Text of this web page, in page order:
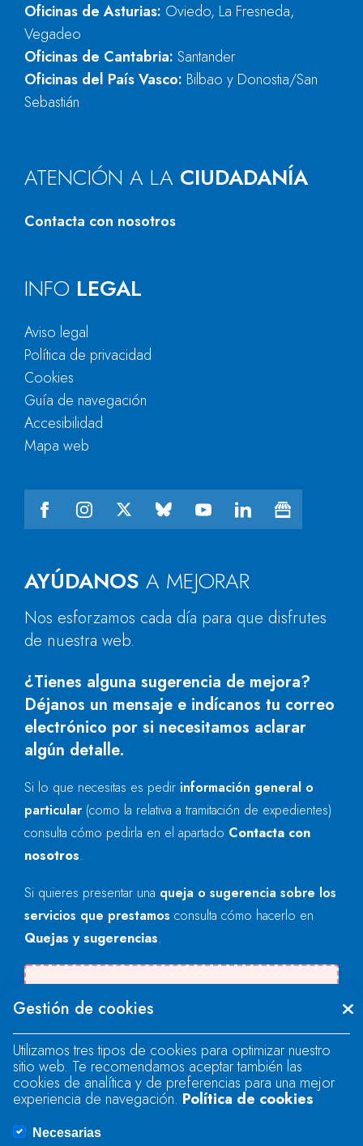
Oficinas de Asturias: Oviedo, La Fresneda,
Vegadeo
Oficinas de Cantabria: Santander
Oficinas del País Vasco: Bilbao y Donostia/San
Sebastián
ATENCIÓN A LA CIUDADANÍA
Contacta con nosotros
AYÚDANOS A MEJORAR
Nos esforzamos cada día para que disfrutes
de nuestra web.
¿Tienes alguna sugerencia de mejora?
Déjanos un mensaje e indícanos tu correo
electrónico por si necesitamos aclarar
algún detalle.
Si lo que necesitas es pedir información general o
particular (como la relativa a tramitación de expedientes)
consulta cómo pedirla en el apartado Contacta con
nosotros.
Si quieres presentar una queja o sugerencia sobre los
servicios que prestamos consulta cómo hacerlo en
Quejas y sugerencias.
"text".
Se produjo un error al cargar el campo
"text".
INFO LEGAL
Aviso legal
Política de privacidad
Cookies
Guía de navegación
Accesibilidad
Mapa web
Gestión de cookies
Utilizamos tres tipos de cookies para optimizar nuestro
sitio web. Te recomendamos aceptar también las
cookies de analítica y de preferencias para una mejor
experiencia de navegación. Política de cookies
Necesarias